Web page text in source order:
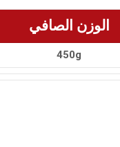
الوزن الصافي
450g